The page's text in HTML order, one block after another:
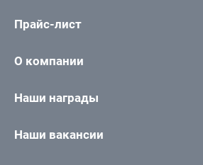
Прайс-лист
О компании
Наши награды
Наши вакансии